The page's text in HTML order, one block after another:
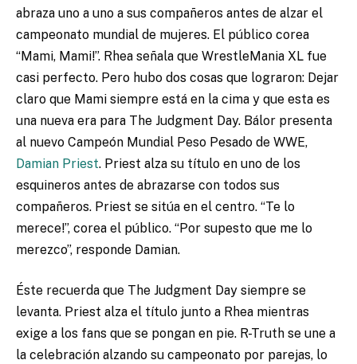
abraza uno a uno a sus compañeros antes de alzar el
campeonato mundial de mujeres. El público corea
“Mami, Mami!”. Rhea señala que WrestleMania XL fue
casi perfecto. Pero hubo dos cosas que lograron: Dejar
claro que Mami siempre está en la cima y que esta es
una nueva era para The Judgment Day. Bálor presenta
al nuevo Campeón Mundial Peso Pesado de WWE,
Damian Priest. Priest alza su título en uno de los
esquineros antes de abrazarse con todos sus
compañeros. Priest se sitúa en el centro. “Te lo
merece!”, corea el público. “Por supesto que me lo
merezco”, responde Damian.
Éste recuerda que The Judgment Day siempre se
levanta. Priest alza el título junto a Rhea mientras
exige a los fans que se pongan en pie. R-Truth se une a
la celebración alzando su campeonato por parejas, lo